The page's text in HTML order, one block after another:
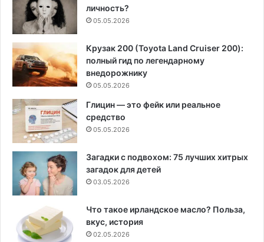
личность?
05.05.2026
Крузак 200 (Toyota Land Cruiser 200):
полный гид по легендарному
внедорожнику
05.05.2026
Глицин — это фейк или реальное
средство
05.05.2026
Загадки с подвохом: 75 лучших хитрых
загадок для детей
03.05.2026
Что такое ирландское масло? Польза,
вкус, история
02.05.2026